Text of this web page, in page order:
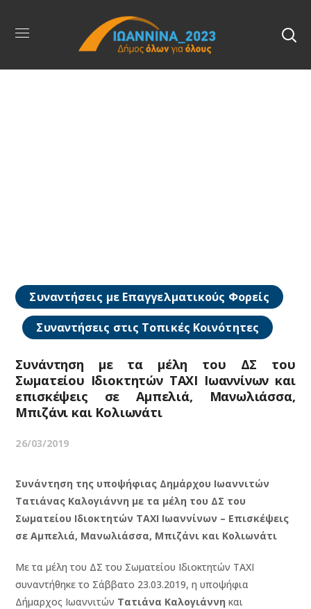
Συναντήσεις με Επαγγελματικούς Φορείς
Συναντήσεις στις Τοπικές Κοινότητες
Συνάντηση με τα μέλη του ΔΣ του
Σωματείου Ιδιοκτητών ΤΑΧΙ Ιωαννίνων και
επισκέψεις σε Αμπελιά, Μανωλιάσσα,
Μπιζάνι και Κολιωνάτι
26/03/2019
Συνάντηση της υποψήφιας Δημάρχου Ιωαννιτών
Τατιάνας Καλογιάννη με τα μέλη του ΔΣ του
Σωματείου Ιδιοκτητών ΤΑΧΙ Ιωαννίνων – Επισκέψεις
σε Αμπελιά, Μανωλιάσσα, Μπιζάνι και Κολιωνάτι
Με τα μέλη του ΔΣ του Σωματείου Ιδιοκτητών ΤΑΧΙ
συναντήθηκε το Σάββατο 23.03.2019, η υποψήφια
Δήμαρχος Ιωαννιτών Τατιάνα Καλογιάννη και